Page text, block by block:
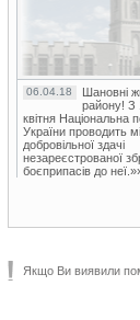
06.04.18
Шановні
району! З
квітня Національна
України проводить
добровільної здачі
незареєстрованої
боєприпасів до
Якщо Ви виявили